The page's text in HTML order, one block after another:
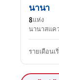
นานา
8แห่ง
นานาสแค
รายเดือน